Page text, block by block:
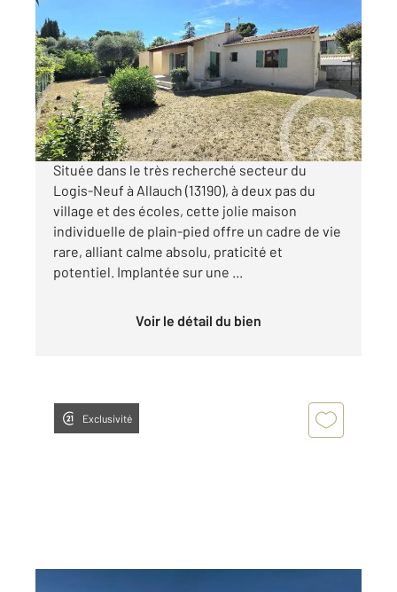
86 m
Ref : 3706
Maison à vendre
430 000 €
Visiter le site dédié
Située dans le très recherché secteur du
Logis-Neuf à Allauch (13190), à deux pas du
village et des écoles, cette jolie maison
individuelle de plain-pied offre un cadre de vie
rare, alliant calme absolu, praticité et
potentiel. Implantée sur une ...
Voir le détail du bien
Exclusivité